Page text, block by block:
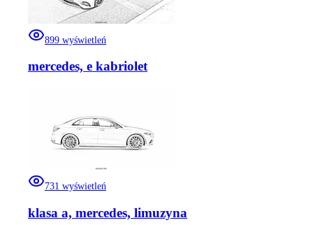
899 wyświetleń
mercedes, e kabriolet
731 wyświetleń
klasa a, mercedes, limuzyna